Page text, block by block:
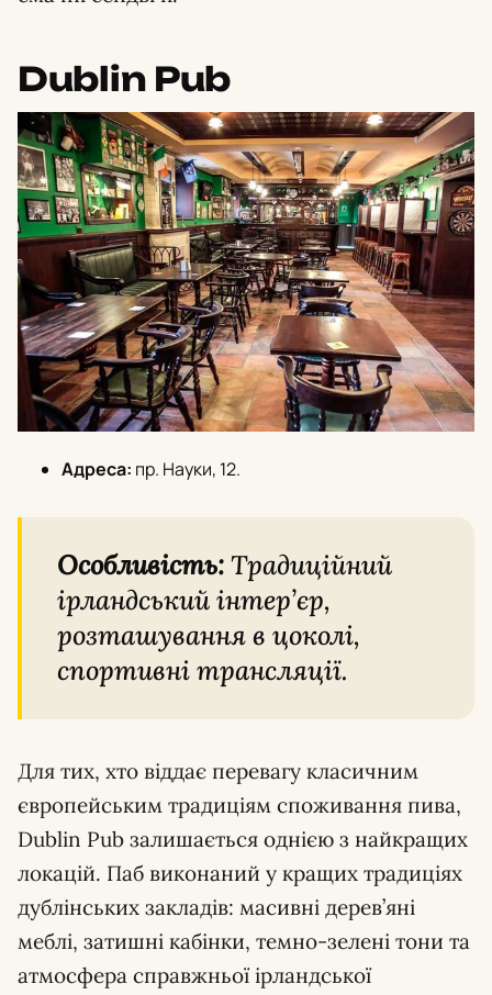
Dublin Pub
Адреса: пр. Науки, 12.
Особливість:Традиційний
ірландський інтер’єр,
розташування в цоколі,
спортивні трансляції.
Для тих, хто віддає перевагу класичним
європейським традиціям споживання пива,
Dublin Pub залишається однією з найкращих
локацій. Паб виконаний у кращих традиціях
дублінських закладів: масивні дерев’яні
меблі, затишні кабінки, темно-зелені тони та
атмосфера справжньої ірландської